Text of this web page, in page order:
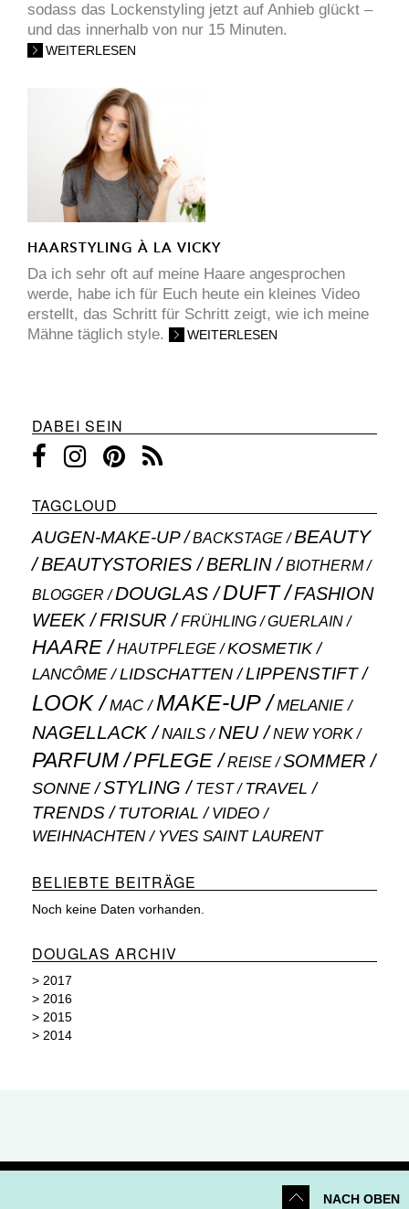
sodass das Lockenstyling jetzt auf Anhieb glückt –
und das innerhalb von nur 15 Minuten.
WEITERLESEN
HAARSTYLING À LA VICKY
Da ich sehr oft auf meine Haare angesprochen
werde, habe ich für Euch heute ein kleines Video
erstellt, das Schritt für Schritt zeigt, wie ich meine
Mähne täglich style.
WEITERLESEN
DABEI SEIN
TAGCLOUD
AUGEN-MAKE-UP BACKSTAGE BEAUTY
BEAUTYSTORIES BERLIN
BIOTHERM
BLOGGER
DOUGLAS DUFT
FASHION
WEEK
FRISUR FRÜHLING GUERLAIN
HAARE HAUTPFLEGE
KOSMETIK
LANCÔME
LIDSCHATTEN LIPPENSTIFT
LOOK MAC MAKE-UP MELANIE
NAGELLACK NAILS NEU NEW YORK
PARFUM PFLEGE REISE SOMMER
SONNE STYLING TEST TRAVEL
TRENDS TUTORIAL VIDEO
WEIHNACHTEN YVES SAINT LAURENT
BELIEBTE BEITRÄGE
Noch keine Daten vorhanden.
DOUGLAS ARCHIV
> 2017
> 2016
> 2015
> 2014
NACH OBEN